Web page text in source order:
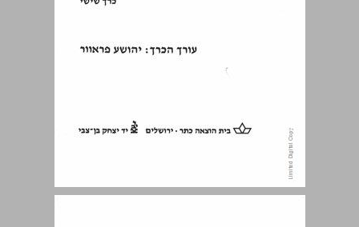
תוכן־העניינים ... 5